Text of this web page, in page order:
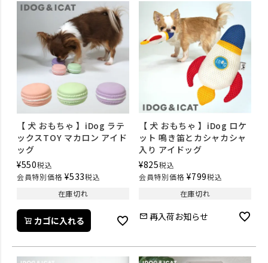
【 犬 おもちゃ 】iDog ラテ
ックスTOY マカロン アイド
ッグ
¥550税込
会員特別価格 ¥533税込
在庫切れ
カゴに入れる
【 犬 おもちゃ 】iDog ロケ
ット 鳴き笛とカシャカシャ
入り アイドッグ
¥825税込
会員特別価格 ¥799税込
在庫切れ
再入荷お知らせ